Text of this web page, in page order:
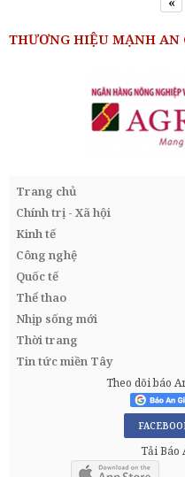
THƯƠNG HIỆU MẠNH AN
Trang chủ
Chính trị - Xã hội
Kinh tế
Công nghệ
Quốc tế
Thể thao
Nhịp sống mới
Thời trang
Tin tức miền Tây
Theo dõi báo
Tải Báo